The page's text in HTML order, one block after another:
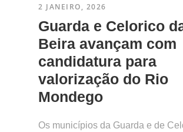
2 JANEIRO, 2026
Guarda e Celorico
Beira avançam com
candidatura para
valorização do Rio
Mondego
Os municípios da Guarda e de